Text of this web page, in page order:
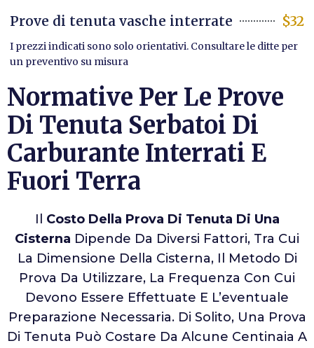
Prove di tenuta vasche interrate $32
I prezzi indicati sono solo orientativi. Consultare le ditte per
un preventivo su misura
Normative Per Le Prove
Di Tenuta Serbatoi Di
Carburante Interrati E
Fuori Terra
Il Costo Della Prova Di Tenuta Di Una
Cisterna Dipende Da Diversi Fattori, Tra Cui
La Dimensione Della Cisterna, Il Metodo Di
Prova Da Utilizzare, La Frequenza Con Cui
Devono Essere Effettuate E L’eventuale
Preparazione Necessaria. Di Solito, Una Prova
Di Tenuta Può Costare Da Alcune Centinaia A